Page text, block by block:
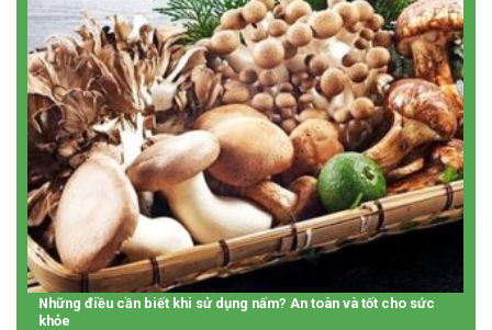
Những điều cần biết khi sử dụng nấm? An toàn và tốt cho sức
khỏe